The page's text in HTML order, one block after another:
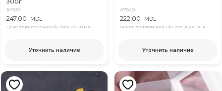
#7537
247,00 MDL
Цена в приложении Ok Flora 237,00 MDL
Уточнить наличие
#7540
222,00 MDL
Цена в приложении Ok Flora 212,00 MDL
Уточнить наличие